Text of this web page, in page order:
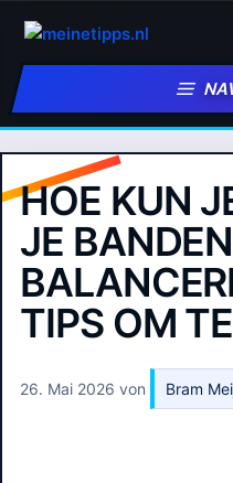
Inhalt
springen
HOE KUN
JE
TIPS OM
26. Mai 2026 von Bram